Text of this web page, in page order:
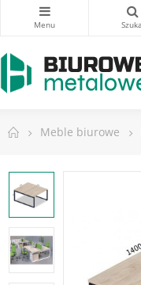
Meble biurowe